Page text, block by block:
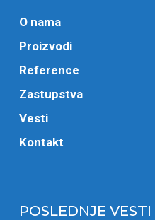
O nama
Proizvodi
Reference
Zastupstva
Vesti
Kontakt
POSLEDNJE VESTI